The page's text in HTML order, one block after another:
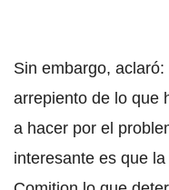
Sin embargo,
arrepiento de lo que
a hacer por el
interesante es que